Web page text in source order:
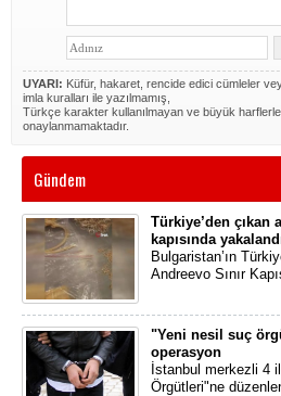
UYARI: Küfür, hakaret, rencide edici cümleler
imla kuralları ile yazılmamış,
Türkçe karakter kullanılmayan ve büyük
onaylanmamaktadır.
Gündem
Türkiye’den çıkan
kapısında
Bulgaristan’ın
Andreevo Sınır
"Yeni nesil suç
operasyon
İstanbul merkezli 4
Örgütleri"ne